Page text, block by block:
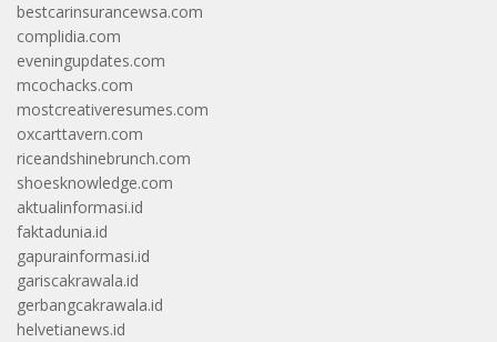
bestcarinsurancewsa.com
complidia.com
eveningupdates.com
mcochacks.com
mostcreativeresumes.com
oxcarttavern.com
riceandshinebrunch.com
shoesknowledge.com
aktualinformasi.id
faktadunia.id
gapurainformasi.id
gariscakrawala.id
gerbangcakrawala.id
helvetianews.id